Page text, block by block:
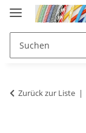
Zurück zur Liste